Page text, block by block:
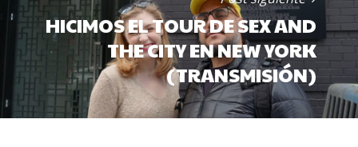
HICIMOS EL TOUR DE SEX AND
THE CITY EN NEW YORK
(TRANSMISIÓN)